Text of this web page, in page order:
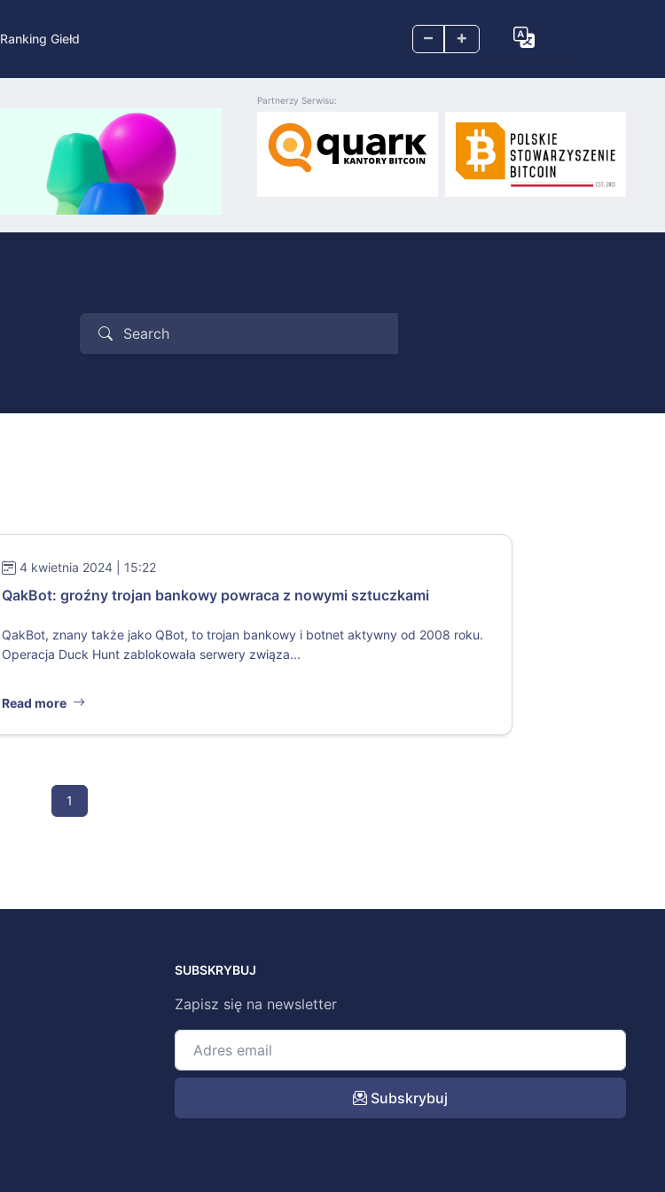
– +
Ranking Giełd
Partnerzy Serwisu:
4 kwietnia 2024 | 15:22
QakBot: groźny trojan bankowy powraca z nowymi sztuczkami
QakBot, znany także jako QBot, to trojan bankowy i botnet aktywny od 2008 roku.
Operacja Duck Hunt zablokowała serwery związa...
Read more
1
SUBSKRYBUJ
Zapisz się na newsletter
Subskrybuj